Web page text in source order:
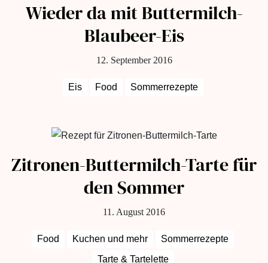
Wieder da mit Buttermilch-
Blaubeer-Eis
12. September 2016
Eis Food Sommerrezepte
Zitronen-Buttermilch-Tarte für
den Sommer
11. August 2016
Food Kuchen und mehr
Sommerrezepte
Tarte & Tartelette